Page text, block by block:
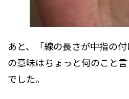
あと、「線の長さが中指の付
の意味はちょっと何のこと
でした。